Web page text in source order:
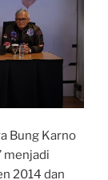
Bung Karno
menjadi
2014 dan